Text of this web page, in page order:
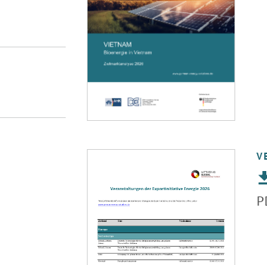
Öffnet PDF "Veranstaltungskalender